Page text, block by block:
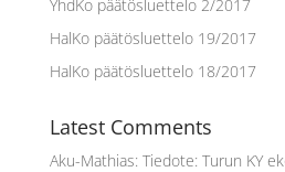
YhdKo päätösluettelo 2/2017
HalKo päätösluettelo 19/2017
HalKo päätösluettelo 18/2017
Latest Comments
Aku-Mathias: Tiedote: Turun KY